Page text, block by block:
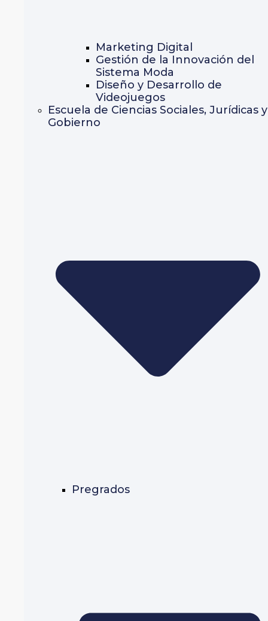
Marketing Digital
Gestión de la Innovación del
Sistema Moda
Diseño y Desarrollo de
Videojuegos
Escuela de Ciencias Sociales, Jurídicas y
Gobierno
Pregrados